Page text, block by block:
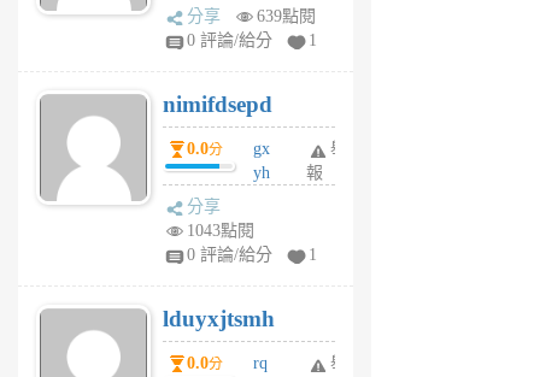
U
F
U
5
個
月
分享
639點閱
0 評論/給分
1
nimifdsepd
0.0分
gx
yh
jl
月
前
舉
報
分享
1043點閱
0 評論/給分
1
lduyxjtsmh
0.0分
rq
舉